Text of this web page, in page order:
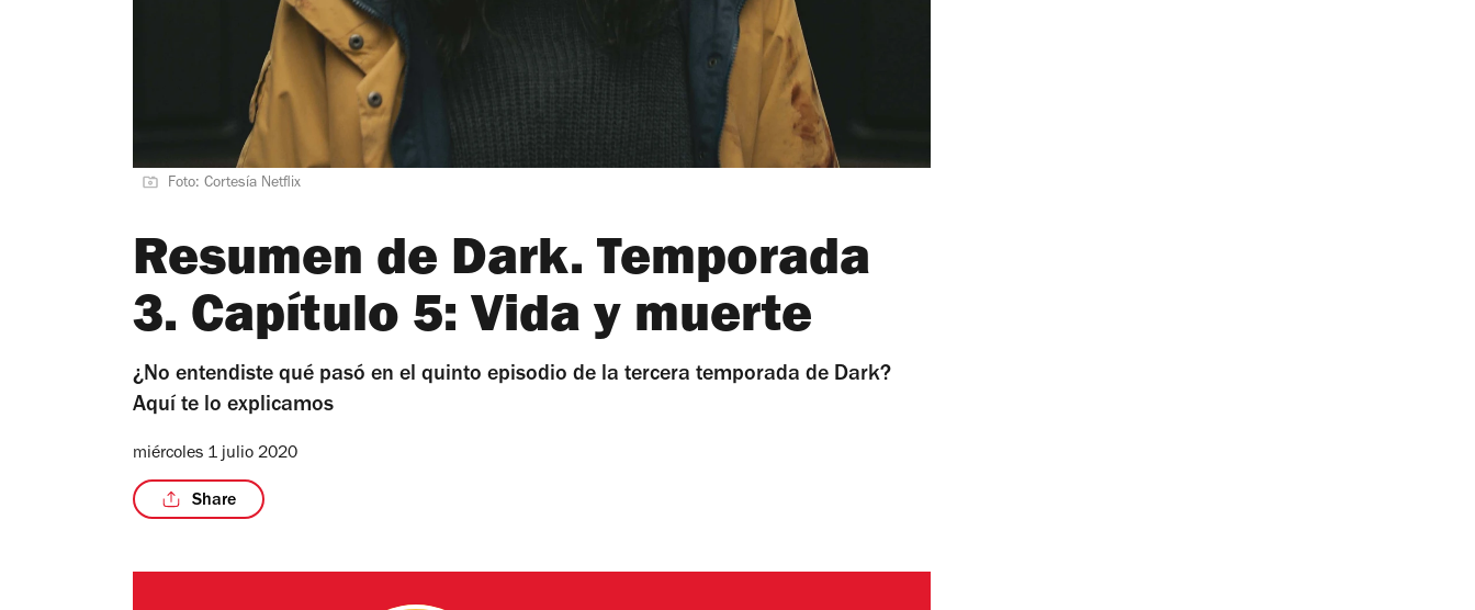
Foto: Cortesía Netflix
Resumen de Dark. Temporada
3. Capítulo 5: Vida y muerte
¿No entendiste qué pasó en el quinto episodio de la tercera temporada de Dark?
Aquí te lo explicamos
miércoles 1 julio 2020
Share